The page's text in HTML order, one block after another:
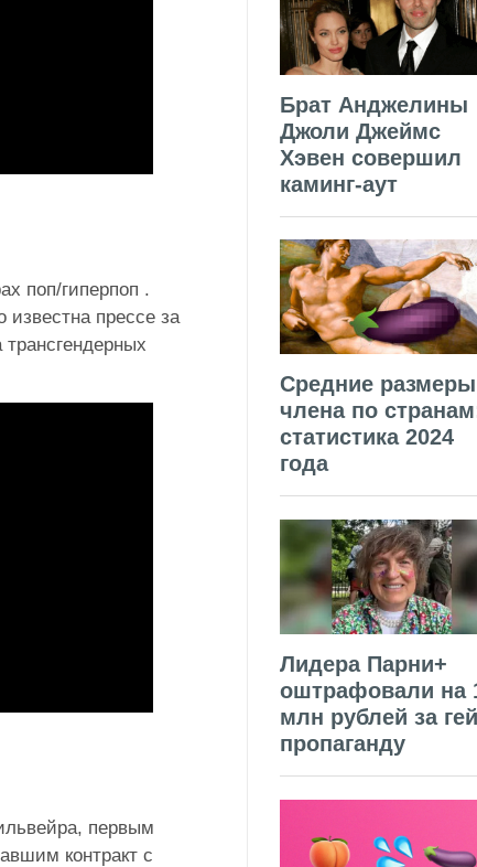
поп/гиперпоп .
известна прессе за
первым
контракт с
Брат Анджелины
Джоли Джеймс
Хэвен совершил
каминг-аут
Средние размеры
члена по
статистика 2024
года
Лидера Парни+
оштрафовали на
млн рублей за
пропаганду